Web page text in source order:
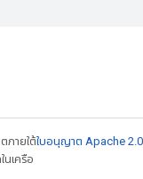
ภายใต้ใบอนุญาต Apache 2.0
นเครือ